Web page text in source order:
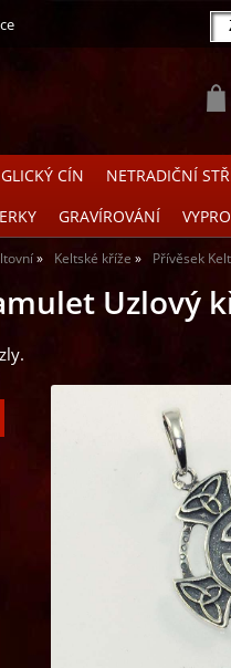
CÍN NETRADIČNÍ
GRAVÍROVÁNÍ
Keltské kříže Přívěsek
Uzlový